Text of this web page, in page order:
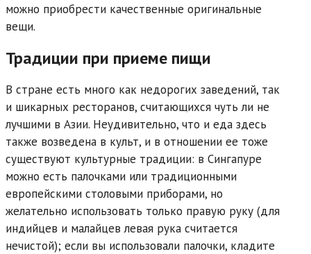
можно приобрести качественные оригинальные
вещи.
Традиции при приеме пищи
В стране есть много как недорогих заведений, так
и шикарных ресторанов, считающихся чуть ли не
лучшими в Азии. Неудивительно, что и еда здесь
также возведена в культ, и в отношении ее тоже
существуют культурные традиции: в Сингапуре
можно есть палочками или традиционными
европейскими столовыми приборами, но
желательно использовать только правую руку (для
индийцев и малайцев левая рука считается
нечистой); если вы использовали палочки, кладите